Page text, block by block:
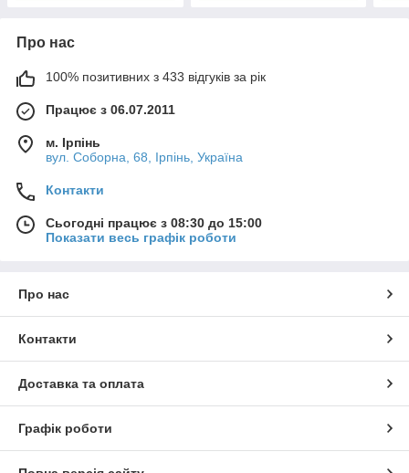
Про нас
100% позитивних з 433 відгуків за рік
Працює з 06.07.2011
м. Ірпінь
вул. Соборна, 68, Ірпінь, Україна
Контакти
Сьогодні працює з 08:30 до 15:00
Показати весь графік роботи
Про нас
Контакти
Доставка та оплата
Графік роботи